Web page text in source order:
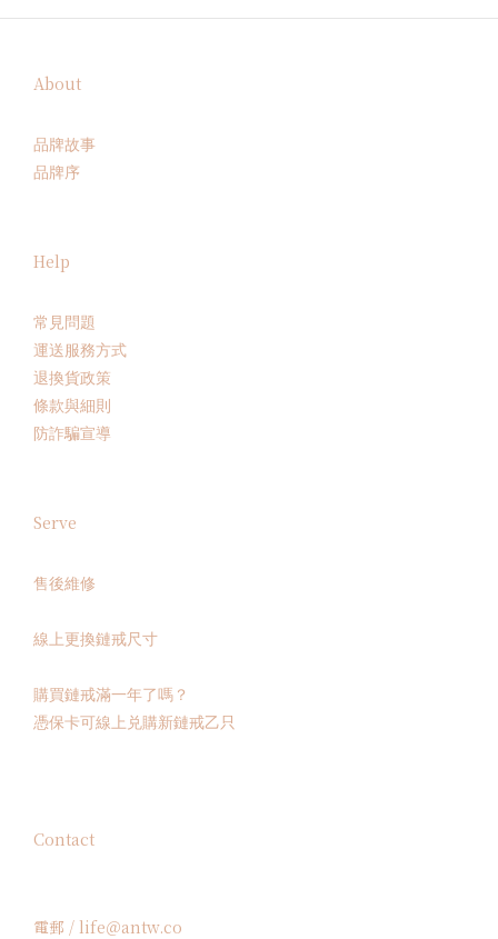
About
品牌故事
品牌序
Help
常見問題
運送服務方式
退換貨政策
條款與細則
防詐騙宣導
Serve
售後維修
線上更換鏈戒尺寸
購買鏈戒滿一年了嗎？
憑保卡可線上兑購新鏈戒乙只
Contact
電郵 / life＠antw.co